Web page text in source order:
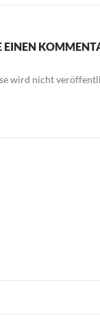
EINEN
wird nicht